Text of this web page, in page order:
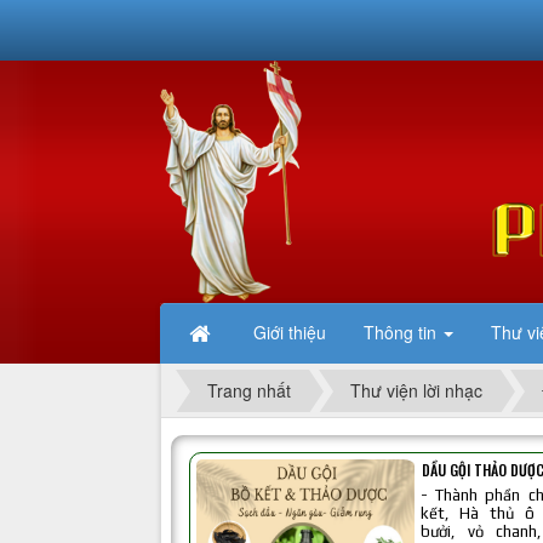
Giới thiệu Thông tin Thư
Trang nhất Thư viện lời nhạc